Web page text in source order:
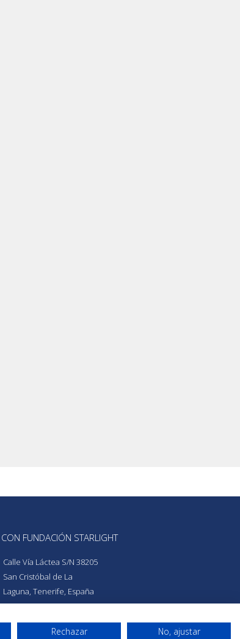
FUNDACIÓN STARLIGHT
Calle Vía Láctea S/N 38205
San Cristóbal de La
Laguna, Tenerife, España
Rechazar No, ajustar